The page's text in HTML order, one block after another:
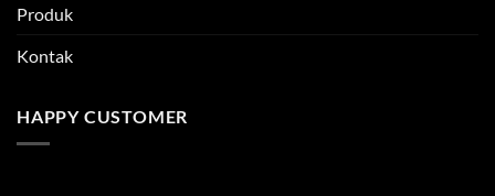
Produk
Kontak
HAPPY CUSTOMER